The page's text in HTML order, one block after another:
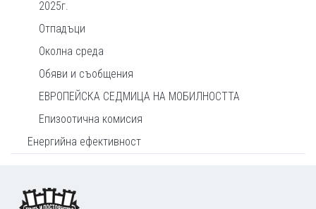
2025г.
Отпадъци
Околна среда
Обяви и съобщения
ЕВРОПЕЙСКА СЕДМИЦА НА МОБИЛНОСТТА
Епизоотична комисия
Енергийна ефективност
Footer